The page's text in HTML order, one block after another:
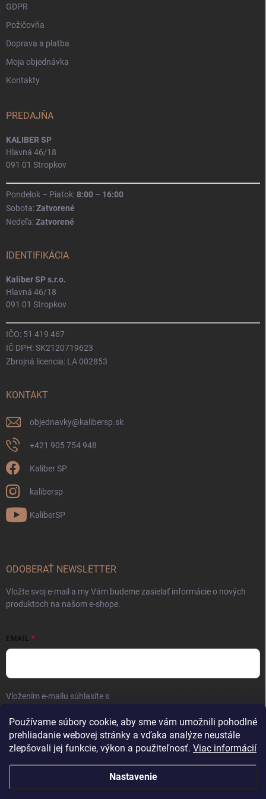
Používame súbory cookie, aby sme vám umožnili pohodlné
prehliadanie webovej stránky a vďaka analýze neustále
zlepšovali jej funkcie, výkon a použiteľnosť. Viac informácií
Nastavenie
GDPR
Požičovňa
Doprava a platba
Moja objednávka
Kontakty
PREDAJŇA
KALIBER SP
Hlavná 46/18
091 01 Stropkov
Pondelok – Piatok:8:00 – 16:00
Sobota:Zatvorené
Nedeľa:Zatvorené
IDENTIFIKÁCIA
Kaliber SP s.r.o.
Hlavná 46/18
091 01 Stropkov
IČO: 51 419 467
IČ DPH: SK2120719623
Zbrojná licencia: LA 002853
KONTAKT
objednavky@kalibersp.sk
+421 905 754 948
Kaliber SP
kalibersp
KaliberSP
ODOBERAŤ NEWSLETTER
Vložte svoj e-mail a my Vám budeme zasielať informácie o nových
produktoch na našom e-shope.
EMAIL
Vložením e-mailu súhlasíte s
Prihlásiť sa